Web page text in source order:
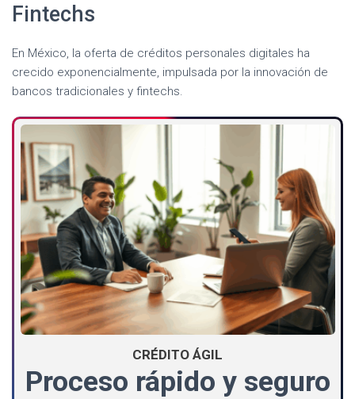
Fintechs
En México, la oferta de créditos personales digitales ha
crecido exponencialmente, impulsada por la innovación de
bancos tradicionales y fintechs.
CRÉDITO ÁGIL
Proceso rápido y seguro